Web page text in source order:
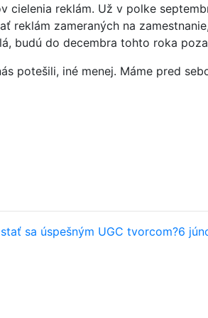
reklám. Už v polke
zameraných na
budú do decembra tohto roka
potešili, iné menej. Máme pred
sa úspešným UGC tvorcom?6